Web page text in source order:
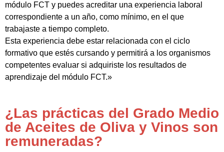
módulo FCT y puedes acreditar una experiencia laboral
correspondiente a un año, como mínimo, en el que
trabajaste a tiempo completo.
Esta experiencia debe estar relacionada con el ciclo
formativo que estés cursando y permitirá a los organismos
competentes evaluar si adquiriste los resultados de
aprendizaje del módulo FCT.»
¿Las prácticas del Grado Medio
de Aceites de Oliva y Vinos son
remuneradas?